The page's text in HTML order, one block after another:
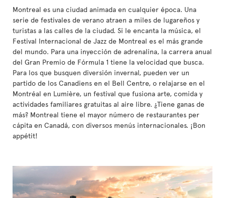
Montreal es una ciudad animada en cualquier época. Una
serie de festivales de verano atraen a miles de lugareños y
turistas a las calles de la ciudad. Si le encanta la música, el
Festival Internacional de Jazz de Montreal es el más grande
del mundo. Para una inyección de adrenalina, la carrera anual
del Gran Premio de Fórmula 1 tiene la velocidad que busca.
Para los que busquen diversión invernal, pueden ver un
partido de los Canadiens en el Bell Centre, o relajarse en el
Montréal en Lumière, un festival que fusiona arte, comida y
actividades familiares gratuitas al aire libre. ¿Tiene ganas de
más? Montreal tiene el mayor número de restaurantes per
cápita en Canadá, con diversos menús internacionales. ¡Bon
appétit!